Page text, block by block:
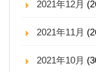
2021年12月
2021年11月
2021年10月